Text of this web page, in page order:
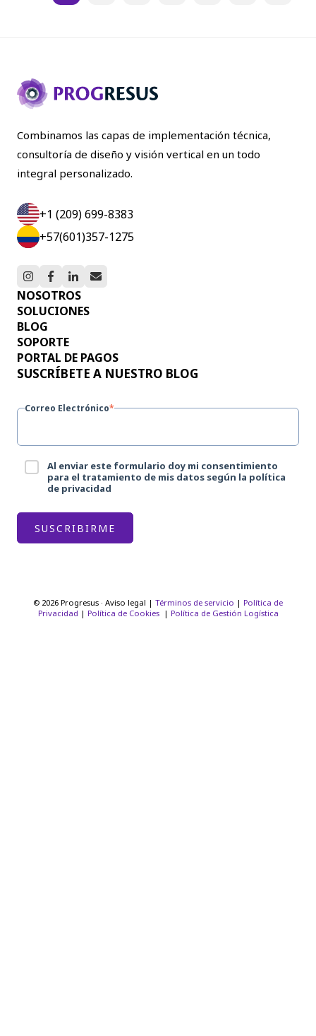
Combinamos las capas de implementación técnica,
consultoría de diseño y visión vertical en un todo
integral personalizado.
+1 (209) 699-8383
+57(601)357-1275
NOSOTROS
SOLUCIONES
BLOG
SOPORTE
PORTAL DE PAGOS
SUSCRÍBETE A NUESTRO BLOG
Correo Electrónico*
Al enviar este formulario doy mi consentimiento
para el tratamiento de mis datos según la política
de privacidad
© 2026 Progresus · Aviso legal | Términos de servicio | Política de
Privacidad | Política de Cookies| Política de Gestión Logística